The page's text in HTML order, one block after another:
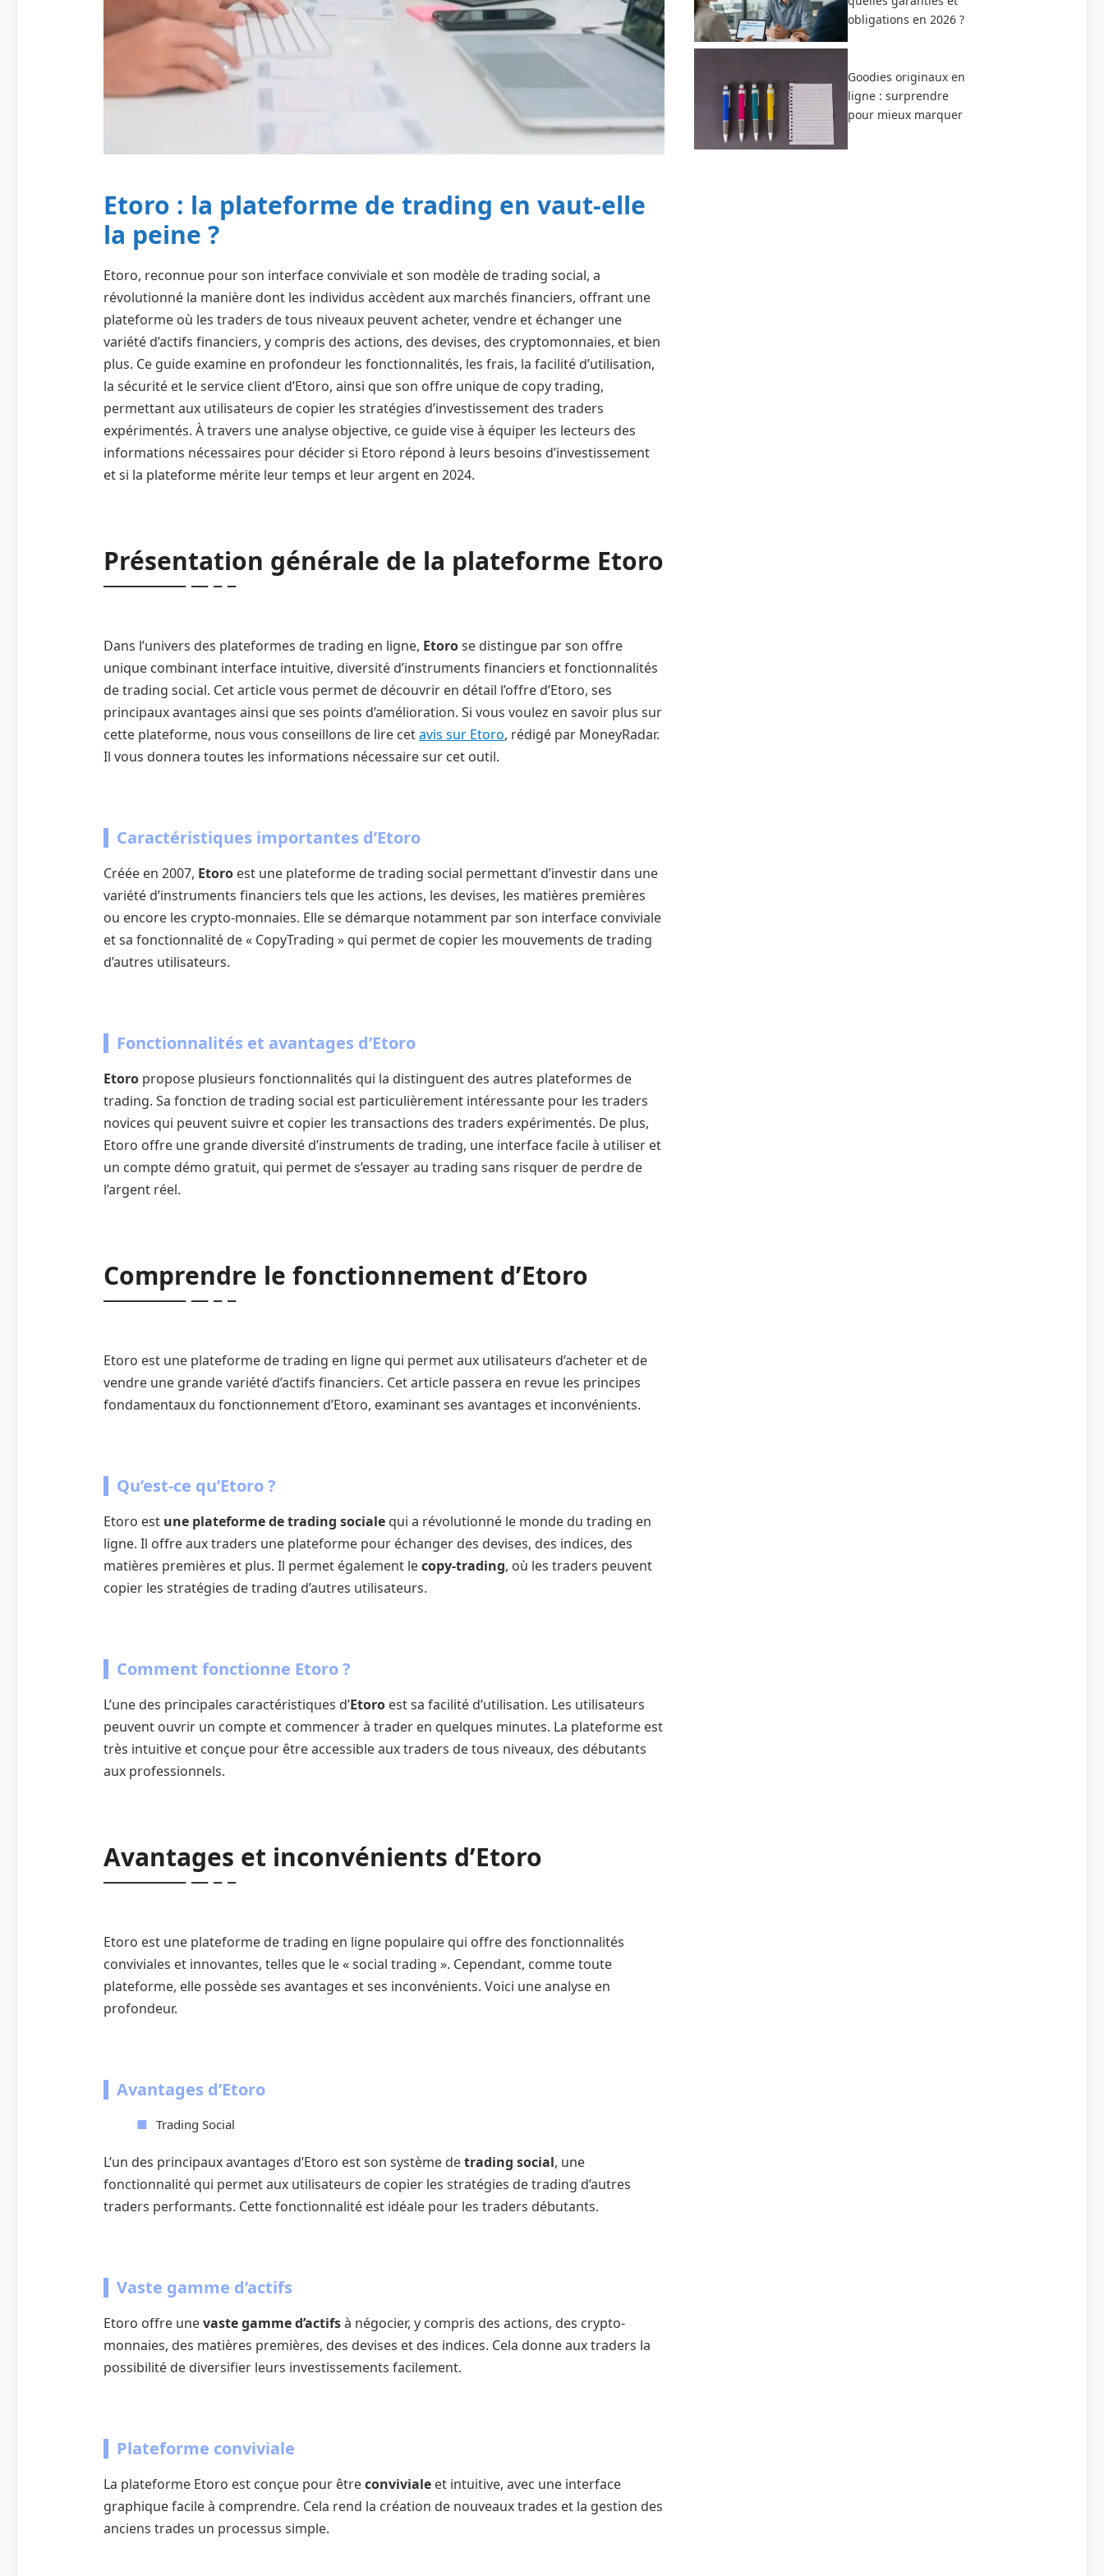
Etoro : la plateforme de trading en vaut-elle
la peine ?
Etoro, reconnue pour son interface conviviale et son modèle de trading social, a
révolutionné la manière dont les individus accèdent aux marchés financiers, offrant une
plateforme où les traders de tous niveaux peuvent acheter, vendre et échanger une
variété d’actifs financiers, y compris des actions, des devises, des cryptomonnaies, et bien
plus. Ce guide examine en profondeur les fonctionnalités, les frais, la facilité d’utilisation,
la sécurité et le service client d’Etoro, ainsi que son offre unique de copy trading,
permettant aux utilisateurs de copier les stratégies d’investissement des traders
expérimentés. À travers une analyse objective, ce guide vise à équiper les lecteurs des
informations nécessaires pour décider si Etoro répond à leurs besoins d’investissement
et si la plateforme mérite leur temps et leur argent en 2024.
Présentation générale de la plateforme Etoro
Dans l’univers des plateformes de trading en ligne, Etorose distingue par son offre
unique combinant interface intuitive, diversité d’instruments financiers et fonctionnalités
de trading social. Cet article vous permet de découvrir en détail l’offre d’Etoro, ses
principaux avantages ainsi que ses points d’amélioration. Si vous voulez en savoir plus sur
cette plateforme, nous vous conseillons de lire cetavis sur Etoro, rédigé par MoneyRadar.
Il vous donnera toutes les informations nécessaire sur cet outil.
Caractéristiques importantes d’Etoro
Créée en 2007, Etoro est une plateforme de trading social permettant d’investir dans une
variété d’instruments financiers tels que les actions, les devises, les matières premières
ou encore les crypto-monnaies. Elle se démarque notamment par son interface conviviale
et sa fonctionnalité de « CopyTrading » qui permet de copier les mouvements de trading
d’autres utilisateurs.
Fonctionnalités et avantages d’Etoro
Etoro propose plusieurs fonctionnalités qui la distinguent des autres plateformes de
trading. Sa fonction de trading social est particulièrement intéressante pour les traders
novices qui peuvent suivre et copier les transactions des traders expérimentés. De plus,
Etoro offre une grande diversité d’instruments de trading, une interface facile à utiliser et
un compte démo gratuit, qui permet de s’essayer au trading sans risquer de perdre de
l’argent réel.
Comprendre le fonctionnement d’Etoro
Etoro est une plateforme de trading en ligne qui permet aux utilisateurs d’acheter et de
vendre une grande variété d’actifs financiers. Cet article passera en revue les principes
fondamentaux du fonctionnement d’Etoro, examinant ses avantages et inconvénients.
Qu’est-ce qu’Etoro ?
Etoro est une plateforme de trading sociale qui a révolutionné le monde du trading en
ligne. Il offre aux traders une plateforme pour échanger des devises, des indices, des
matières premières et plus. Il permet également lecopy-trading, où les traders peuvent
copier les stratégies de trading d’autres utilisateurs.
Comment fonctionne Etoro ?
L’une des principales caractéristiques d’Etoro est sa facilité d’utilisation. Les utilisateurs
peuvent ouvrir un compte et commencer à trader en quelques minutes. La plateforme est
très intuitive et conçue pour être accessible aux traders de tous niveaux, des débutants
aux professionnels.
Avantages et inconvénients d’Etoro
Etoro est une plateforme de trading en ligne populaire qui offre des fonctionnalités
conviviales et innovantes, telles que le « social trading ». Cependant, comme toute
plateforme, elle possède ses avantages et ses inconvénients. Voici une analyse en
profondeur.
Avantages d’Etoro
Trading Social
L’un des principaux avantages d’Etoro est son système detrading social, une
fonctionnalité qui permet aux utilisateurs de copier les stratégies de trading d’autres
traders performants. Cette fonctionnalité est idéale pour les traders débutants.
Vaste gamme d’actifs
Etoro offre unevaste gamme d’actifsà négocier, y compris des actions, des crypto-
monnaies, des matières premières, des devises et des indices. Cela donne aux traders la
possibilité de diversifier leurs investissements facilement.
Plateforme conviviale
La plateforme Etoro est conçue pour êtreconviviale et intuitive, avec une interface
graphique facile à comprendre. Cela rend la création de nouveaux trades et la gestion des
anciens trades un processus simple.
obligations en 2026 ?
Goodies originaux en
ligne : surprendre
pour mieux marquer